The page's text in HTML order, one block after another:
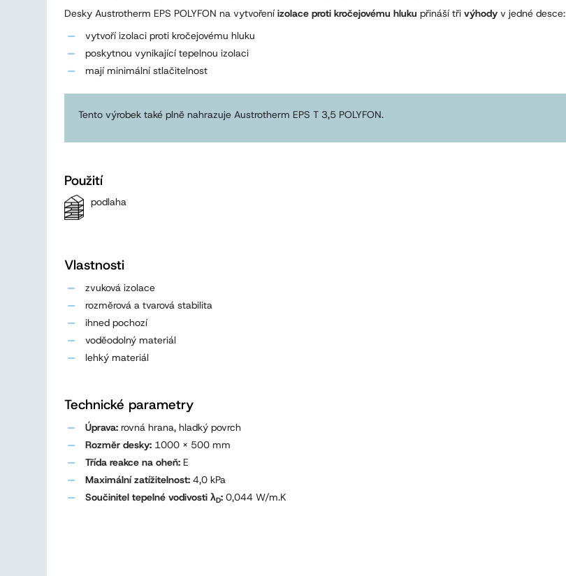
Desky Austrotherm EPS POLYFON na vytvoření izolace proti kročejovému hluku přináší tři výhody v jedné desce:
vytvoří izolaci proti kročejovému hluku
poskytnou vynikající tepelnou izolaci
mají minimální stlačitelnost
Tento výrobek také plně nahrazuje Austrotherm EPS T 3,5 POLYFON.
Použití
podlaha
Vlastnosti
zvuková izolace
rozměrová a tvarová stabilita
ihned pochozí
voděodolný materiál
lehký materiál
Technické parametry
Úprava: rovná hrana, hladký povrch
Rozměr desky: 1000 x 500 mm
Třída reakce na oheň: E
Maximální zatížitelnost: 4,0 kPa
Součinitel tepelné vodivosti λD: 0,044 W/m.K